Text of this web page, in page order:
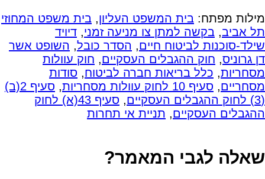
מילות מפתח: בית המשפט העליון, בית משפט המחוזי
תל אביב, בקשה למתן צו מניעה זמני, דיויד
שילד-סוכנות לביטוח חיים, הסדר כובל, השופט אשר
דן גרוניס, חוק ההגבלים העסקיים, חוק עוולות
מסחריות, כלל בריאות חברה לביטוח, סודות
מסחריים, סעיף 10 לחוק עוולות מסחריות ,
סעיף 2(ב)
(3) לחוק ההגבלים העסקיים
,
סעיף 43(א) לחוק
ההגבלים העסקיים, תניית אי תחרות
שאלה לגבי המאמר?